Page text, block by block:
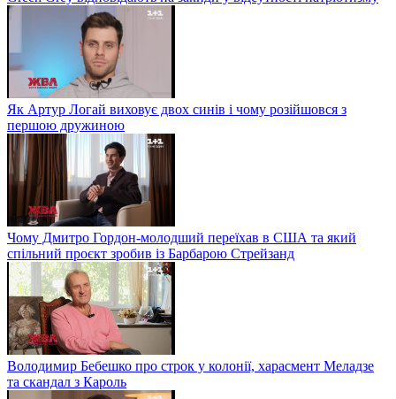
Як Артур Логай виховує двох синів і чому розійшовся з
першою дружиною
Чому Дмитро Гордон-молодший переїхав в США та який
спільний проєкт зробив із Барбарою Стрейзанд
Володимир Бебешко про строк у колонії, харасмент Меладзе
та скандал з Кароль